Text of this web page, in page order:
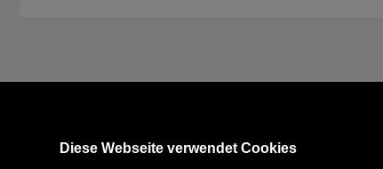
Diese Webseite verwendet Cookies